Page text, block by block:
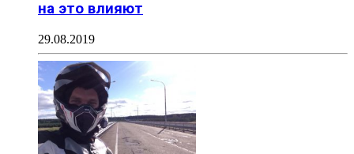
на это влияют
29.08.2019